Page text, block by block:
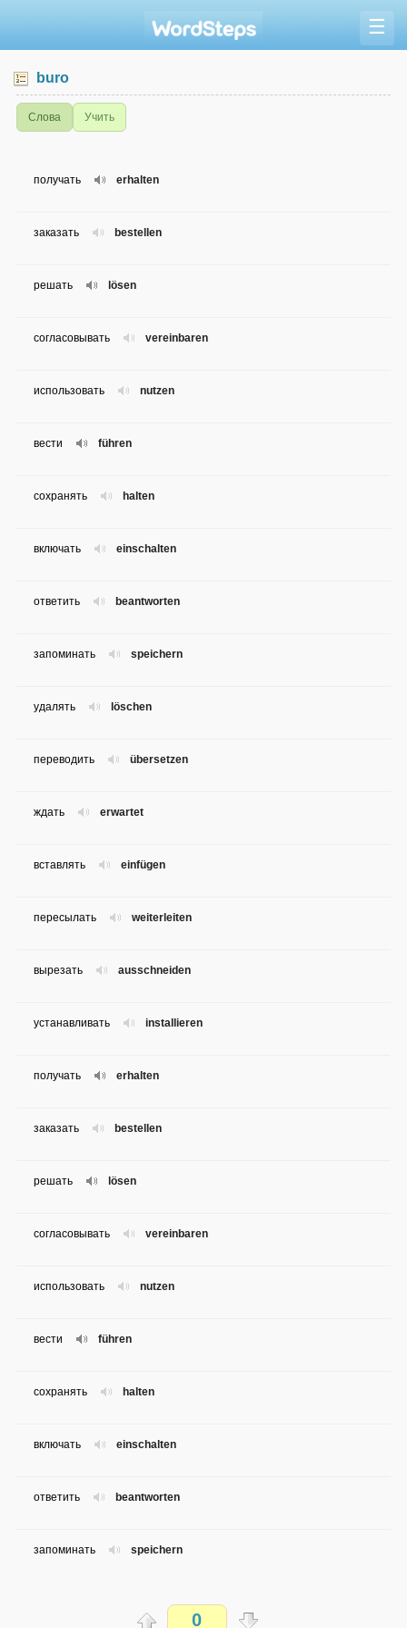
☰
buro
Слова Учить
erhalten
получать
bestellen
заказать
lösen
решать
vereinbaren
согласовывать
nutzen
использовать
führen
вести
halten
сохранять
einschalten
включать
beantworten
ответить
speichern
запоминать
löschen
удалять
übersetzen
переводить
erwartet
ждать
einfügen
вставлять
weiterleiten
пересылать
ausschneiden
вырезать
installieren
устанавливать
erhalten
получать
bestellen
заказать
lösen
решать
vereinbaren
согласовывать
nutzen
использовать
führen
вести
halten
сохранять
einschalten
включать
beantworten
ответить
speichern
запоминать
0